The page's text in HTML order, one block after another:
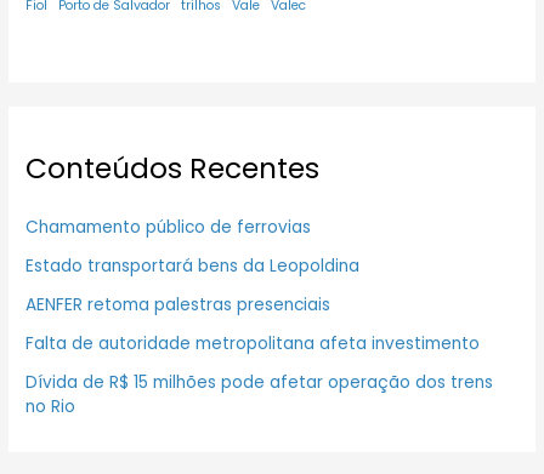
Fiol Porto de Salvador trilhos Vale Valec
Conteúdos Recentes
Chamamento público de ferrovias
Estado transportará bens da Leopoldina
AENFER retoma palestras presenciais
Falta de autoridade metropolitana afeta investimento
Dívida de R$ 15 milhões pode afetar operação dos trens
no Rio